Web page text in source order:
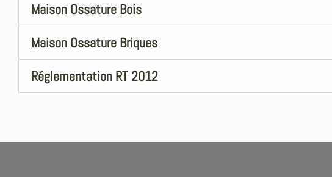
Maison Ossature Bois
Maison Ossature Briques
Réglementation RT 2012